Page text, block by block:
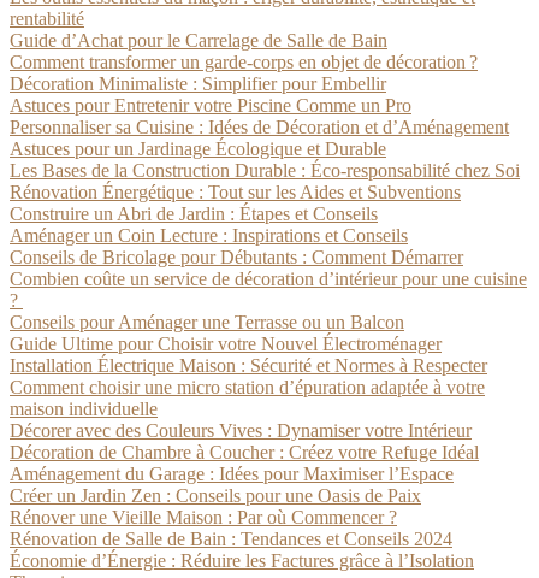
rentabilité
Guide d’Achat pour le Carrelage de Salle de Bain
Comment transformer un garde-corps en objet de décoration ?
Décoration Minimaliste : Simplifier pour Embellir
Astuces pour Entretenir votre Piscine Comme un Pro
Personnaliser sa Cuisine : Idées de Décoration et d’Aménagement
Astuces pour un Jardinage Écologique et Durable
Les Bases de la Construction Durable : Éco-responsabilité chez Soi
Rénovation Énergétique : Tout sur les Aides et Subventions
Construire un Abri de Jardin : Étapes et Conseils
Aménager un Coin Lecture : Inspirations et Conseils
Conseils de Bricolage pour Débutants : Comment Démarrer
Combien coûte un service de décoration d’intérieur pour une cuisine
?
Conseils pour Aménager une Terrasse ou un Balcon
Guide Ultime pour Choisir votre Nouvel Électroménager
Installation Électrique Maison : Sécurité et Normes à Respecter
Comment choisir une micro station d’épuration adaptée à votre
maison individuelle
Décorer avec des Couleurs Vives : Dynamiser votre Intérieur
Décoration de Chambre à Coucher : Créez votre Refuge Idéal
Aménagement du Garage : Idées pour Maximiser l’Espace
Créer un Jardin Zen : Conseils pour une Oasis de Paix
Rénover une Vieille Maison : Par où Commencer ?
Rénovation de Salle de Bain : Tendances et Conseils 2024
Économie d’Énergie : Réduire les Factures grâce à l’Isolation